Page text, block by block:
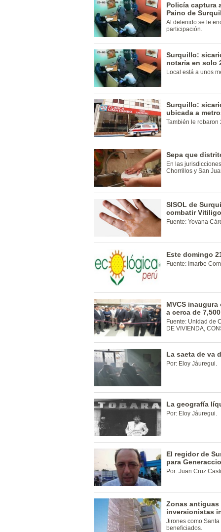
Policía captura
Paino de
Al detenido se le
participación.
Surquillo:
notaría en solo
Local está a unos
Surquillo:
ubicada a
También le robaron
Sepa que
En las
Chorrillos y San
SISOL de
combatir
Fuente: Yovana
Este domingo
Fuente: Imarbe
MVCS
a cerca de
Fuente: Unidad de
DE VIVIENDA,
La saeta de va
Por: Eloy Jáuregui.
La geografía
Por: Eloy Jáuregui.
El regidor de
para
Por: Juan Cruz
Zonas antiguas
inversionistas
Jirones como
beneficiados.